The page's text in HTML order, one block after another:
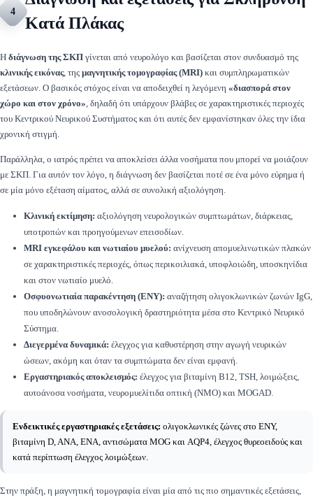
4
Κατά Πλάκας
Η διάγνωση της ΣΚΠ γίνεται από νευρολόγο και βασίζεται στον συνδυασμό της
κλινικής εικόνας, της μαγνητικής τομογραφίας (MRI) και συμπληρωματικών
εξετάσεων. Ο βασικός στόχος είναι να αποδειχθεί η λεγόμενη «διασπορά στον
χώρο και στον χρόνο», δηλαδή ότι υπάρχουν βλάβες σε χαρακτηριστικές περιοχές
του Κεντρικού Νευρικού Συστήματος και ότι αυτές δεν εμφανίστηκαν όλες την ίδια
χρονική στιγμή.
Παράλληλα, ο ιατρός πρέπει να αποκλείσει άλλα νοσήματα που μπορεί να μοιάζουν
με ΣΚΠ. Για αυτόν τον λόγο, η διάγνωση δεν βασίζεται ποτέ σε ένα μόνο εύρημα ή
σε μία μόνο εξέταση αίματος, αλλά σε συνολική αξιολόγηση.
Κλινική εκτίμηση: αξιολόγηση νευρολογικών συμπτωμάτων, διάρκειας,
υποτροπών και προηγούμενων επεισοδίων.
MRI εγκεφάλου και νωτιαίου μυελού: ανίχνευση απομυελινωτικών πλακών
σε χαρακτηριστικές περιοχές, όπως περικοιλιακά, υποφλοιώδη, υποσκηνίδια
και στον νωτιαίο μυελό.
Οσφυονωτιαία παρακέντηση (ΕΝΥ): αναζήτηση ολιγοκλωνικών ζωνών IgG,
που υποδηλώνουν ανοσολογική δραστηριότητα μέσα στο Κεντρικό Νευρικό
Σύστημα.
Διεγερμένα δυναμικά: έλεγχος για καθυστέρηση στην αγωγή νευρικών
ώσεων, ακόμη και όταν τα συμπτώματα δεν είναι εμφανή.
Εργαστηριακός αποκλεισμός: έλεγχος για βιταμίνη Β12, TSH, λοιμώξεις,
αυτοάνοσα νοσήματα, νευρομυελίτιδα οπτική (NMO) και MOGAD.
Ενδεικτικές εργαστηριακές εξετάσεις: ολιγοκλωνικές ζώνες στο ΕΝΥ,
βιταμίνη D, ANA, ENA, αντισώματα MOG και AQP4, έλεγχος θυρεοειδούς και
κατά περίπτωση έλεγχος λοιμώξεων.
Στην πράξη, η μαγνητική τομογραφία είναι μία από τις πιο σημαντικές εξετάσεις,